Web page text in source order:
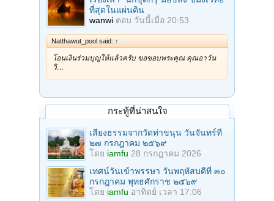
ที่สุดในแผ่นดิน
wanwi ตอบ วันนี้เมื่อ 20:53
Natthawut_pool said: ↑
โอนเงินร่วมบุญให้แล้วครับ ขอขอบพระคุณ คุณอาวัน
วิ…
กระทู้ที่น่าสนใจ
เสียงธรรมจากวัดท่าขนุน วันจันทร์ที่
๒๗ กรกฎาคม ๒๕๖๙
โดย iamfu 28 กรกฎาคม 2026
เทศน์วันเข้าพรรษา วันพฤหัสบดีที่ ๓๐
กรกฎาคม พุทธศักราช ๒๕๖๙
โดย iamfu อาทิตย์ เวลา 17:06